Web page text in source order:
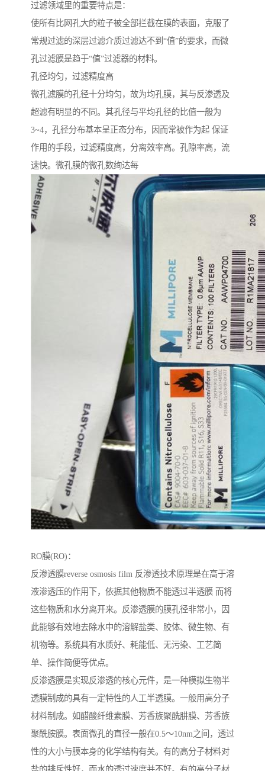
过滤领域里的重要特点是：
使所有比网孔大的粒子被全部拦截在膜的表面，克服了
常规过滤的深层过滤介质过滤达不到“值”的要求，而微
孔过滤膜是趋于“值”过滤器的材料。
孔径均匀，过滤精度高
微孔滤膜的孔径十分均匀，故为均孔膜，其与反渗透及
超滤有明显的不同。其孔径与平均孔径的比值一般为
3~4，孔径分布基本呈正态分布，因而常被作为起 保证
作用的手段，过滤精度高，分离效率高。孔隙率高，流
速快。微孔膜的微孔数绚达每
RO膜(RO)：
反渗透膜reverse osmosis film 反渗透技术原理是在高于溶
液渗透压的作用下，依据其他物质不能透过半透膜 而将
这些物质和水分离开来。反渗透膜的膜孔径非常小，因
此能够有效地去除水中的溶解盐类、胶体、微生物、有
机物等。系统具有水质好、耗能低、无污染、工艺简
单、操作简便等优点。
反渗透膜是实现反渗透的核心元件，是一种模拟生物半
透膜制成的具有一定特性的人工半透膜。一般用高分子
材料制成。如醋酸纤维素膜、芳香族聚酰肼膜、芳香族
聚酰胺膜。表面微孔的直径一般在0.5～10nm之间，透过
性的大小与膜本身的化学结构有关。有的高分子材料对